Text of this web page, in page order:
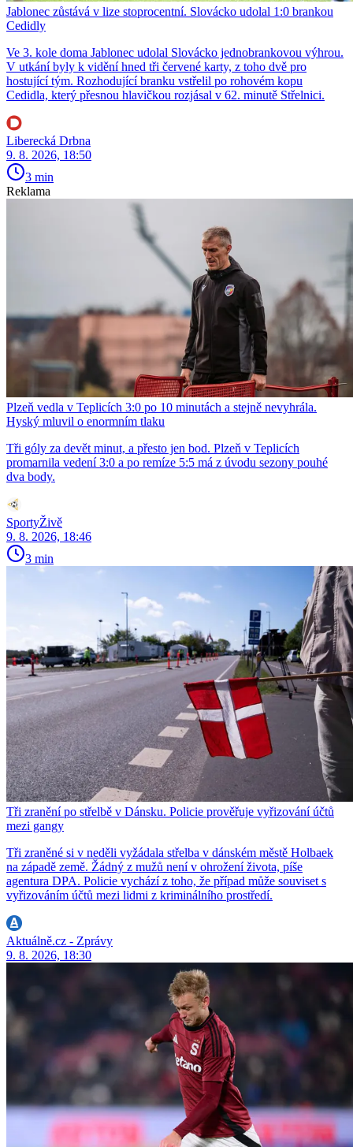
Jablonec zůstává v lize stoprocentní. Slovácko udolal 1:0 brankou
Cedidly
Ve 3. kole doma Jablonec udolal Slovácko jednobrankovou výhrou.
V utkání byly k vidění hned tři červené karty, z toho dvě pro
hostující tým. Rozhodující branku vstřelil po rohovém kopu
Cedidla, který přesnou hlavičkou rozjásal v 62. minutě Střelnici.
Liberecká Drbna
9. 8. 2026, 18:50
3 min
Reklama
Plzeň vedla v Teplicích 3:0 po 10 minutách a stejně nevyhrála.
Hyský mluvil o enormním tlaku
Tři góly za devět minut, a přesto jen bod. Plzeň v Teplicích
promarnila vedení 3:0 a po remíze 5:5 má z úvodu sezony pouhé
dva body.
SportyŽivě
9. 8. 2026, 18:46
3 min
Tři zranění po střelbě v Dánsku. Policie prověřuje vyřizování účtů
mezi gangy
Tři zraněné si v neděli vyžádala střelba v dánském městě Holbaek
na západě země. Žádný z mužů není v ohrožení života, píše
agentura DPA. Policie vychází z toho, že případ může souviset s
vyřizováním účtů mezi lidmi z kriminálního prostředí.
Aktuálně.cz - Zprávy
9. 8. 2026, 18:30